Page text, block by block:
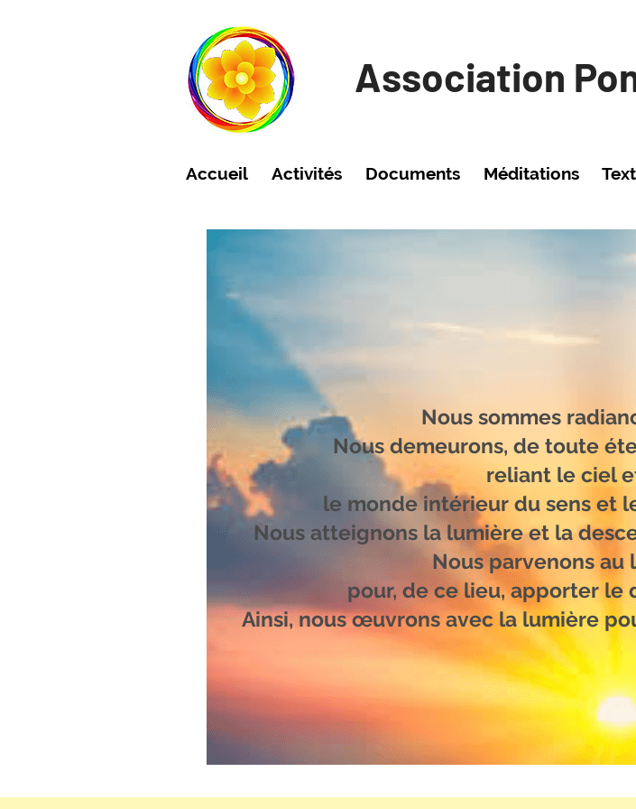
Association
Accueil Activités Documents Méditations
Nous sommes
Nous demeurons, de toute
reliant le ciel
le monde intérieur du sens et
Nous atteignons la lumière et la
Nous parvenons au
pour, de ce lieu, apporter le
Ainsi, nous œuvrons avec la lumière